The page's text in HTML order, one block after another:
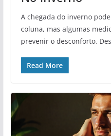
A chegada do inverno
coluna, mas algumas
prevenir o desconforto.
Read More